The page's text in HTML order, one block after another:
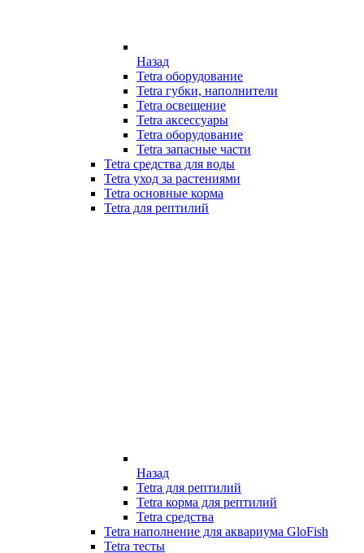
Назад
Tetra оборудование
Tetra губки, наполнители
Tetra освещение
Tetra аксессуары
Tetra оборудование
Tetra запасные части
Tetra средства для воды
Tetra уход за растениями
Tetra основные корма
Tetra для рептилий
Назад
Tetra для рептилий
Tetra корма для рептилий
Tetra средства
Tetra наполнение для аквариума GloFish
Tetra тесты